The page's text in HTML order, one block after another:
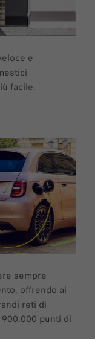
e
facile.
sempre
offrendo ai
reti di
punti di